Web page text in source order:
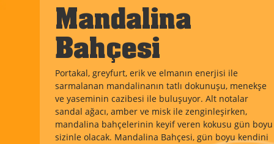
Mandalina
Bahçesi
Portakal, greyfurt, erik ve elmanın enerjisi ile
sarmalanan mandalinanın tatlı dokunuşu, menekşe
ve yaseminin cazibesi ile buluşuyor. Alt notalar
sandal ağacı, amber ve misk ile zenginleşirken,
mandalina bahçelerinin keyif veren kokusu gün boyu
sizinle olacak. Mandalina Bahçesi, gün boyu kendini